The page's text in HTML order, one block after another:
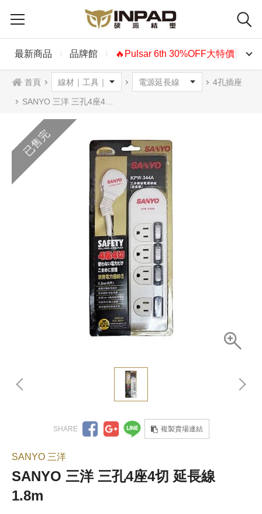
最新商品 品牌館 🔥Pulsar 6th 30%OFF大特價🔥
首頁 4孔插座
SANYO 三洋 三孔4座4切 延長線 1.8m
已售完
複製賣場連結
SANYO 三洋
SANYO 三洋 三孔4座4切 延長線
1.8m